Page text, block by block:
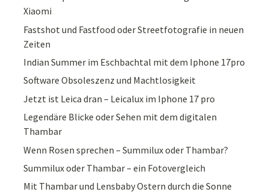
Xiaomi
Fastshot und Fastfood oder Streetfotografie in neuen
Zeiten
Indian Summer im Eschbachtal mit dem Iphone 17pro
Software Obsoleszenz und Machtlosigkeit
Jetzt ist Leica dran – Leicalux im Iphone 17 pro
Legendäre Blicke oder Sehen mit dem digitalen
Thambar
Wenn Rosen sprechen – Summilux oder Thambar?
Summilux oder Thambar – ein Fotovergleich
Mit Thambar und Lensbaby Ostern durch die Sonne